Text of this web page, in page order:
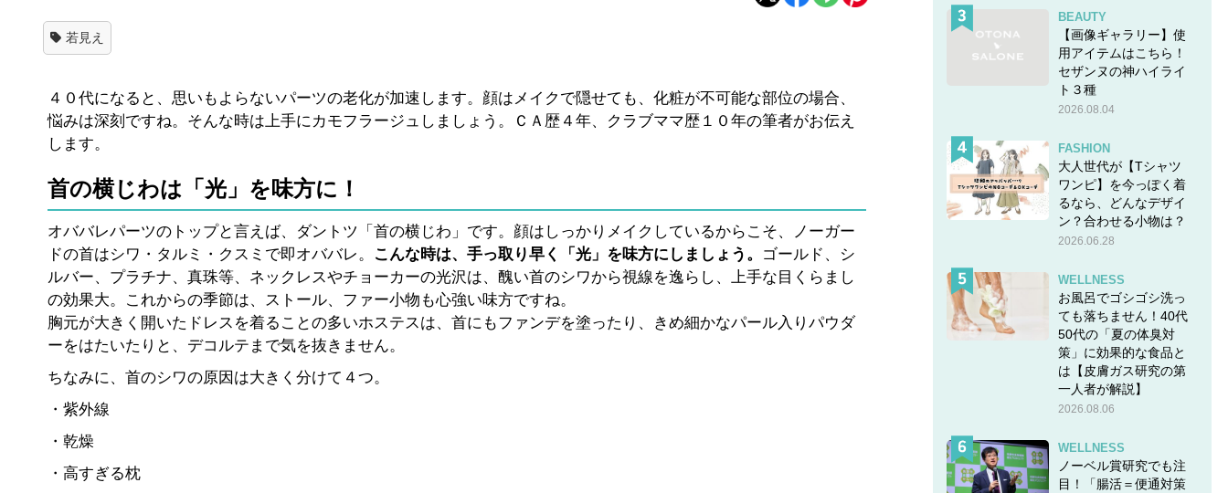
若見え
４０代になると、思いもよらないパーツの老化が加速します。顔はメイクで隠せても、化粧が不可能な部位の場合、
悩みは深刻ですね。そんな時は上手にカモフラージュしましょう。ＣＡ歴４年、クラブママ歴１０年の筆者がお伝え
します。
首の横じわは「光」を味方に！
オババレパーツのトップと言えば、ダントツ「首の横じわ」です。顔はしっかりメイクしているからこそ、ノーガー
ドの首はシワ・タルミ・クスミで即オババレ。 こんな時は、手っ取り早く「光」を味方にしましょう。 ゴールド、シ
ルバー、プラチナ、真珠等、ネックレスやチョーカーの光沢は、醜い首のシワから視線を逸らし、上手な目くらまし
の効果大。これからの季節は、ストール、ファー小物も心強い味方ですね。
胸元が大きく開いたドレスを着ることの多いホステスは、首にもファンデを塗ったり、きめ細かなパール入りパウダ
ーをはたいたりと、デコルテまで気を抜きません。
ちなみに、首のシワの原因は大きく分けて４つ。
・紫外線
・乾燥
・高すぎる枕
BEAUTY
【画像ギャラリー】使
用アイテムはこちら！
セザンヌの神ハイライ
ト３種
2026.08.04
FASHION
大人世代が【Tシャツ
ワンピ】を今っぽく着
るなら、どんなデザイ
ン？合わせる小物は？
2026.06.28
WELLNESS
お風呂でゴシゴシ洗っ
ても落ちません！40代
50代の「夏の体臭対
策」に効果的な食品と
は【皮膚ガス研究の第
一人者が解説】
2026.08.06
WELLNESS
ノーベル賞研究でも注
目！「腸活＝便通対策